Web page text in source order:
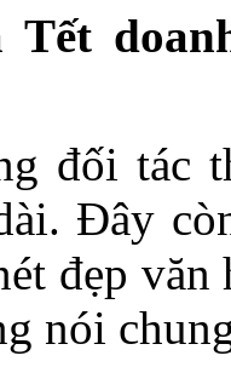
đối tác
Đây
đẹp
nói